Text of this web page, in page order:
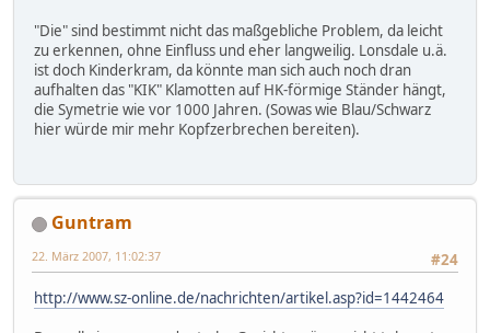
"Die" sind bestimmt nicht das maßgebliche Problem, da leicht
zu erkennen, ohne Einfluss und eher langweilig. Lonsdale u.ä.
ist doch Kinderkram, da könnte man sich auch noch dran
aufhalten das "KIK" Klamotten auf HK-förmige Ständer hängt,
die Symetrie wie vor 1000 Jahren. (Sowas wie Blau/Schwarz
hier würde mir mehr Kopfzerbrechen bereiten).
Guntram
#24
22. März 2007, 11:02:37
http://www.sz-online.de/nachrichten/artikel.asp?id=1442464